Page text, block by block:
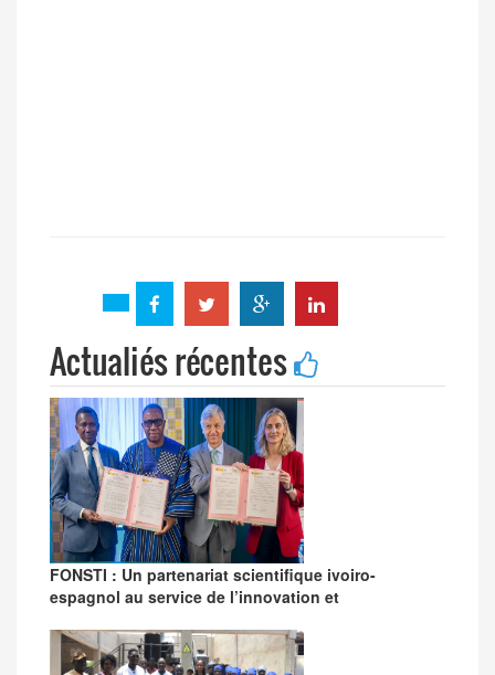
Actualiés récentes
FONSTI : Un partenariat scientifique ivoiro-
espagnol au service de l’innovation et